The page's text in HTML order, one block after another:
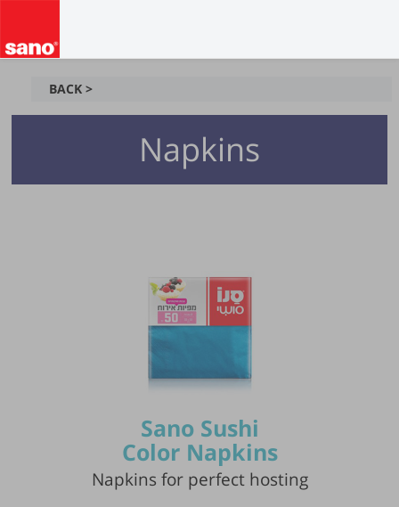
BACK >
Napkins
Sano Sushi
Color Napkins
Napkins for perfect hosting